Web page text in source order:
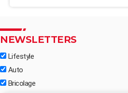
NEWSLETTERS
Lifestyle
Auto
Bricolage